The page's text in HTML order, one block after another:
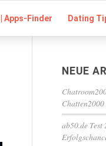
Apps-Finder Dating
NEUE
Chatten2000
ab50.de